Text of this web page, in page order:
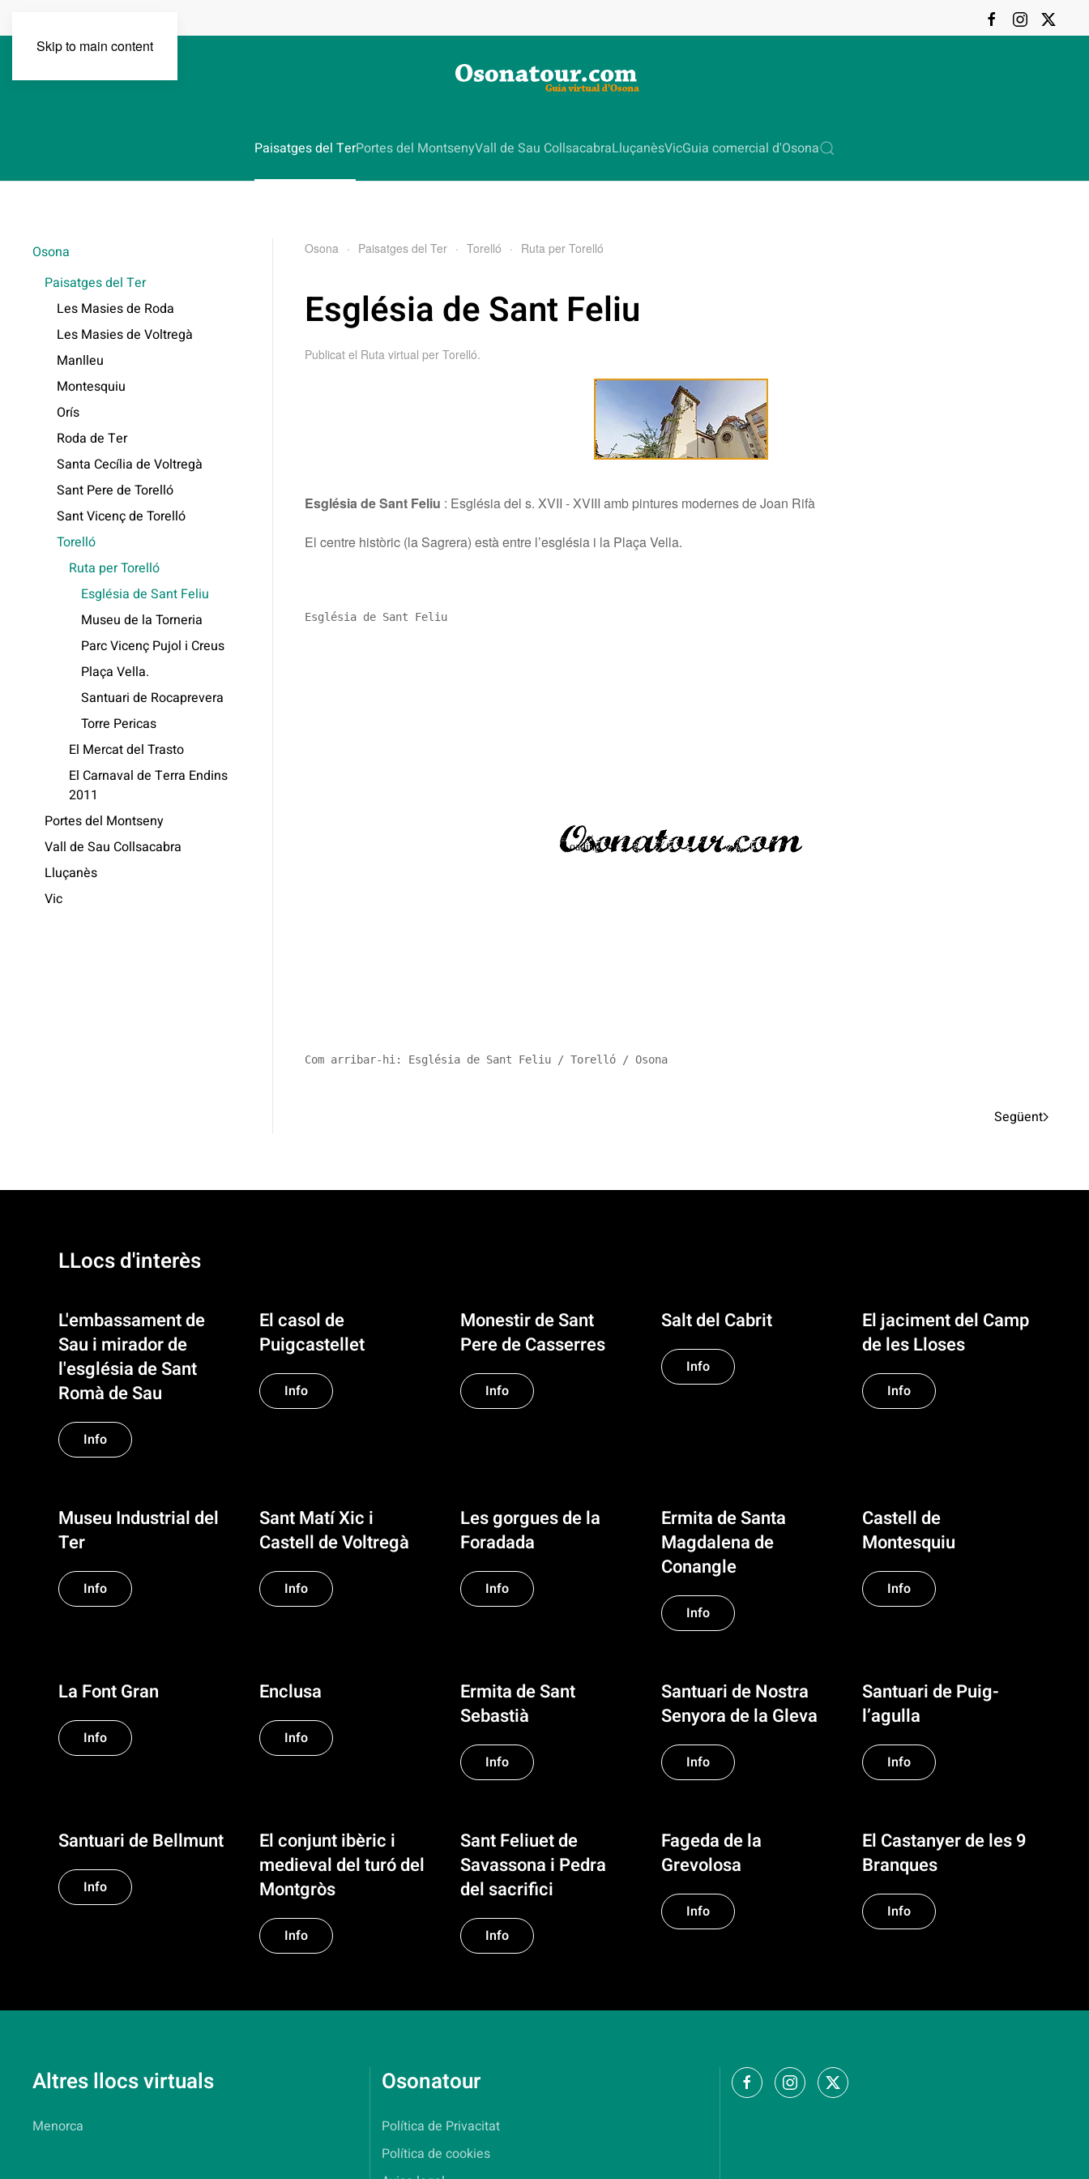
Skip to main content
Paisatges del TerPortes del MontsenyVall de Sau CollsacabraLluçanèsVicGuia comercial d'Osona
Osona Paisatges del Ter Torelló Ruta per Torelló
Església de Sant Feliu
Publicat el Ruta virtual per Torelló.
Església de Sant Feliu : Església del s. XVII - XVIII amb pintures modernes de Joan Rifà
El centre històric (la Sagrera) està entre l’església i la Plaça Vella.
Església de Sant Feliu
Com arribar-hi: Església de Sant Feliu / Torelló / Osona
Següent
Osona
Paisatges del Ter
Les Masies de Roda
Les Masies de Voltregà
Manlleu
Montesquiu
Orís
Roda de Ter
Santa Cecília de Voltregà
Sant Pere de Torelló
Sant Vicenç de Torelló
Torelló
Ruta per Torelló
Església de Sant Feliu
Museu de la Torneria
Parc Vicenç Pujol i Creus
Plaça Vella.
Santuari de Rocaprevera
Torre Pericas
El Mercat del Trasto
El Carnaval de Terra Endins
2011
Portes del Montseny
Vall de Sau Collsacabra
Lluçanès
Vic
LLocs d'interès
L'embassament de
Sau i mirador de
l'església de Sant
Romà de Sau
Info
El casol de
Puigcastellet
Info
Monestir de Sant
Pere de Casserres
Info
Salt del Cabrit
Info
El jaciment del Camp
de les Lloses
Info
Museu Industrial del
Ter
Info
Sant Matí Xic i
Castell de Voltregà
Info
Les gorgues de la
Foradada
Info
Ermita de Santa
Magdalena de
Conangle
Info
Castell de
Montesquiu
Info
La Font Gran
Info
Enclusa
Info
Ermita de Sant
Sebastià
Info
Santuari de Nostra
Senyora de la Gleva
Info
Santuari de Puig-
l’agulla
Info
Santuari de Bellmunt
Info
El conjunt ibèric i
medieval del turó del
Montgròs
Info
Sant Feliuet de
Savassona i Pedra
del sacrifici
Info
Fageda de la
Grevolosa
Info
El Castanyer de les 9
Branques
Info
Altres llocs virtuals
Menorca
Osonatour
Política de Privacitat
Política de cookies